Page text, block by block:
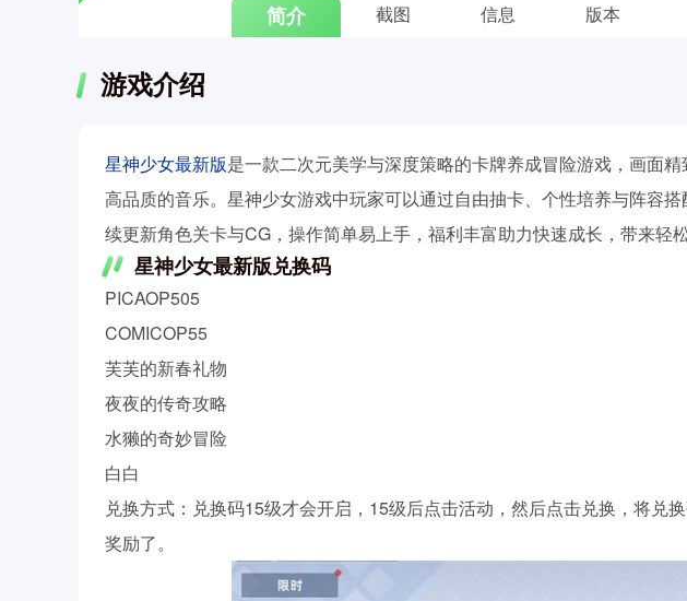
简介 截图 信息 版本
游戏介绍
星神少女最新版是一款二次元美学与深度策略的卡牌养成冒险游戏，画面
高品质的音乐。星神少女游戏中玩家可以通过自由抽卡、个性培养与阵容
续更新角色关卡与CG，操作简单易上手，福利丰富助力快速成长，带来轻
星神少女最新版兑换码
PICAOP505
COMICOP55
芙芙的新春礼物
夜夜的传奇攻略
水獭的奇妙冒险
白白
兑换方式：兑换码15级才会开启，15级后点击活动，然后点击兑换，将兑
奖励了。